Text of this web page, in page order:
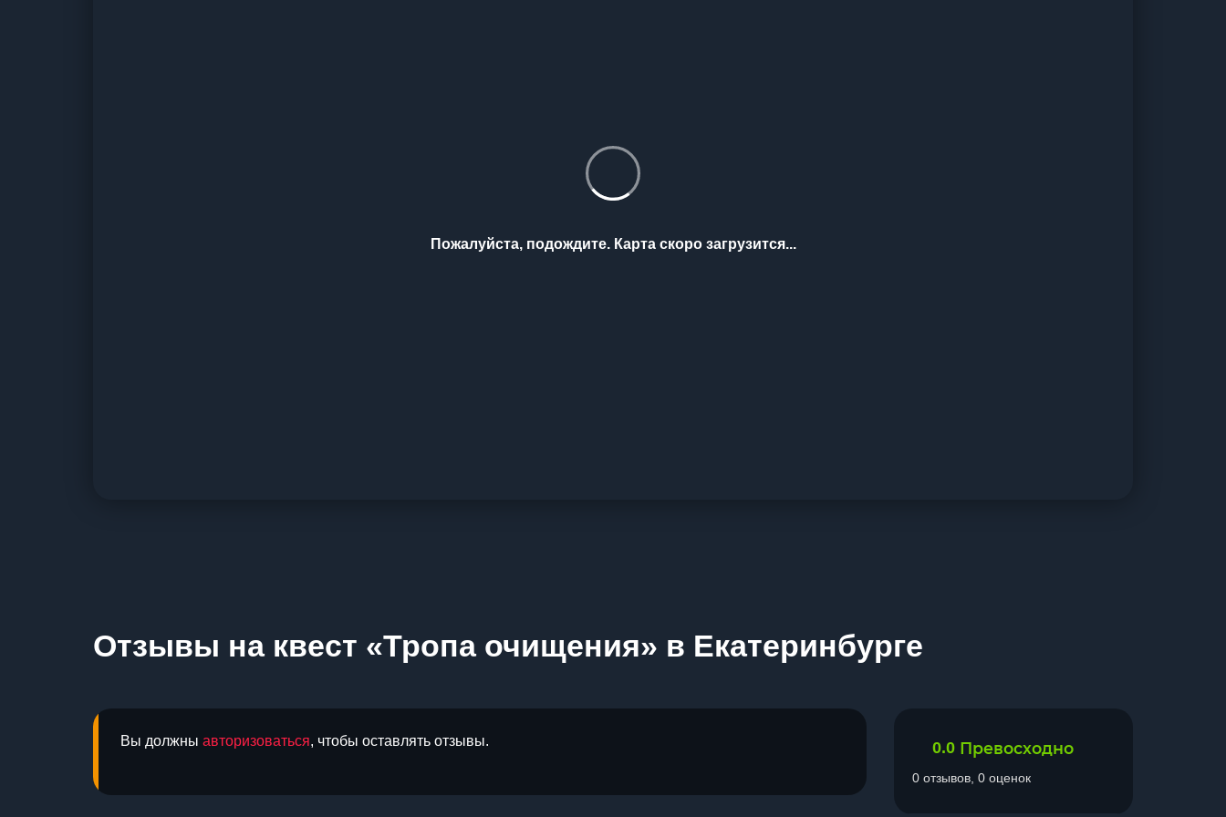
Пожалуйста, подождите. Карта скоро загрузится...
Отзывы на квест «Тропа очищения» в Екатеринбурге
Вы должны авторизоваться, чтобы оставлять отзывы. 0.0 Превосходно
0 отзывов, 0 оценок